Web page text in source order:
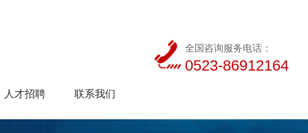
人才招聘 联系我们
全国咨询服务电话：
0523-86912164